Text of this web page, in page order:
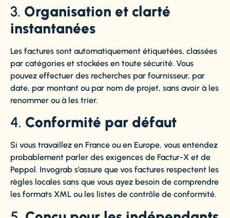
3. Organisation et clarté
instantanées
Les factures sont automatiquement étiquetées, classées
par catégories et stockées en toute sécurité. Vous
pouvez effectuer des recherches par fournisseur, par
date, par montant ou par nom de projet, sans avoir à les
renommer ou à les trier.
4. Conformité par défaut
Si vous travaillez en France ou en Europe, vous entendez
probablement parler des exigences de Factur-X et de
Peppol. Invograb s’assure que vos factures respectent les
règles locales sans que vous ayez besoin de comprendre
les formats XML ou les listes de contrôle de conformité.